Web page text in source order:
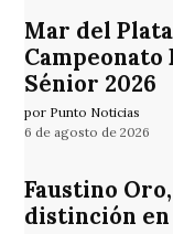
Mar del
Sénior 2026
por Punto Noticias
6 de agosto de 2026
Faustino
distinción